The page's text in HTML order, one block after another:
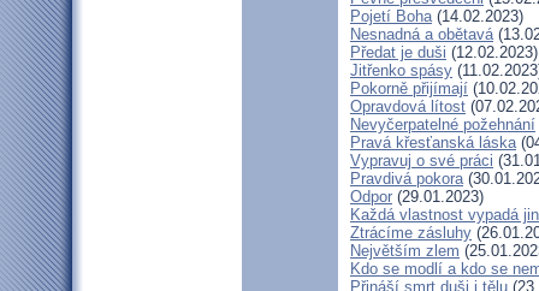
Pojetí Boha(14.02.2023)
Nesnadná a obětavá
Předat je duši (12.02.2023)
Jitřenko spásy
Pokorně přijímají
Opravdová lítost
Nevyčerpatelné požehnání
Pravá křesťanská láska
Vypravuj o své práci
Pravdivá pokora
Odpor (29.01.2023)
Každá vlastnost vypadá
Ztrácíme zásluhy
Největším zlem
Kdo se modlí a kdo se
Přináší smrt duši i tělu